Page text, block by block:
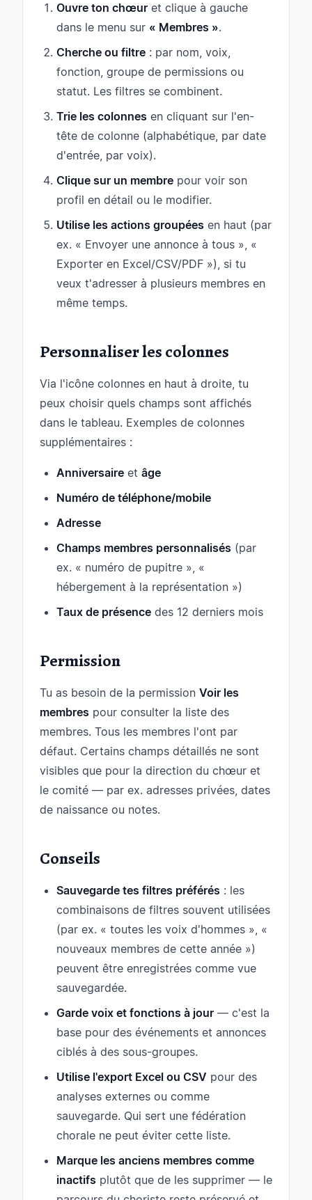
Ouvre ton chœur et clique à gauche
dans le menu sur « Membres ».
Cherche ou filtre : par nom, voix,
fonction, groupe de permissions ou
statut. Les filtres se combinent.
Trie les colonnes en cliquant sur l'en-
tête de colonne (alphabétique, par date
d'entrée, par voix).
Clique sur un membre pour voir son
profil en détail ou le modifier.
Utilise les actions groupées en haut (par
ex. « Envoyer une annonce à tous », «
Exporter en Excel/CSV/PDF »), si tu
veux t'adresser à plusieurs membres en
même temps.
Personnaliser les colonnes
Via l'icône colonnes en haut à droite, tu
peux choisir quels champs sont affichés
dans le tableau. Exemples de colonnes
supplémentaires :
Anniversaire et âge
Numéro de téléphone/mobile
Adresse
Champs membres personnalisés (par
ex. « numéro de pupitre », «
hébergement à la représentation »)
Taux de présence des 12 derniers mois
Permission
Tu as besoin de la permission Voir les
membres pour consulter la liste des
membres. Tous les membres l'ont par
défaut. Certains champs détaillés ne sont
visibles que pour la direction du chœur et
le comité — par ex. adresses privées, dates
de naissance ou notes.
Conseils
Sauvegarde tes filtres préférés : les
combinaisons de filtres souvent utilisées
(par ex. « toutes les voix d'hommes », «
nouveaux membres de cette année »)
peuvent être enregistrées comme vue
sauvegardée.
Garde voix et fonctions à jour — c'est la
base pour des événements et annonces
ciblés à des sous-groupes.
Utilise l'export Excel ou CSV pour des
analyses externes ou comme
sauvegarde. Qui sert une fédération
chorale ne peut éviter cette liste.
Marque les anciens membres comme
inactifs plutôt que de les supprimer — le